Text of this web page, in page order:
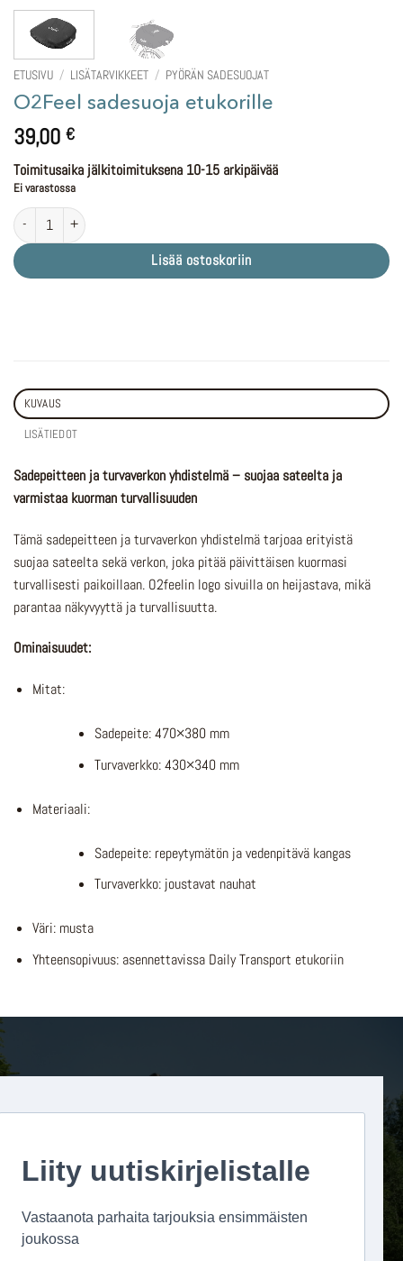
ETUSIVU / LISÄTARVIKKEET / PYÖRÄN SADESUOJAT
O2Feel sadesuoja etukorille
39,00 €
Toimitusaika jälkitoimituksena 10-15 arkipäivää
Ei varastossa
O2Feel sadesuoja etukorille määrä
Lisää ostoskoriin
KUVAUS
LISÄTIEDOT
Sadepeitteen ja turvaverkon yhdistelmä – suojaa sateelta ja
varmistaa kuorman turvallisuuden
Tämä sadepeitteen ja turvaverkon yhdistelmä tarjoaa erityistä
suojaa sateelta sekä verkon, joka pitää päivittäisen kuormasi
turvallisesti paikoillaan. O2feelin logo sivuilla on heijastava, mikä
parantaa näkyvyyttä ja turvallisuutta.
Ominaisuudet:
Mitat:
Sadepeite: 470×380 mm
Turvaverkko: 430×340 mm
Materiaali:
Sadepeite: repeytymätön ja vedenpitävä kangas
Turvaverkko: joustavat nauhat
Väri: musta
Yhteensopivuus: asennettavissa Daily Transport etukoriin